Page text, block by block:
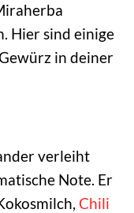
Hier sind einige
in deiner
verleiht
Note. Er
Chili